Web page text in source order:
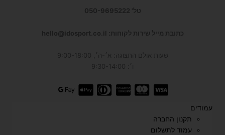
טל' 050-9695222
כתובת מייל שירות לקוחות: hello@idosport.co.il
שעות אולם התצוגה: א׳-ה׳, 9:00-18:00
ו׳: 9:30-14:00
עמודים
תקנון החברה
עמוד לתשלום